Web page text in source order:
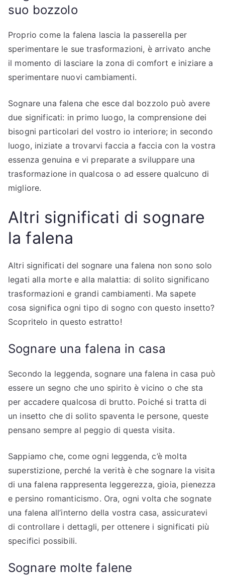
suo bozzolo
Proprio come la falena lascia la passerella per
sperimentare le sue trasformazioni, è arrivato anche
il momento di lasciare la zona di comfort e iniziare a
sperimentare nuovi cambiamenti.
Sognare una falena che esce dal bozzolo può avere
due significati: in primo luogo, la comprensione dei
bisogni particolari del vostro io interiore; in secondo
luogo, iniziate a trovarvi faccia a faccia con la vostra
essenza genuina e vi preparate a sviluppare una
trasformazione in qualcosa o ad essere qualcuno di
migliore.
Altri significati di sognare
la falena
Altri significati del sognare una falena non sono solo
legati alla morte e alla malattia: di solito significano
trasformazioni e grandi cambiamenti. Ma sapete
cosa significa ogni tipo di sogno con questo insetto?
Scopritelo in questo estratto!
Sognare una falena in casa
Secondo la leggenda, sognare una falena in casa può
essere un segno che uno spirito è vicino o che sta
per accadere qualcosa di brutto. Poiché si tratta di
un insetto che di solito spaventa le persone, queste
pensano sempre al peggio di questa visita.
Sappiamo che, come ogni leggenda, c’è molta
superstizione, perché la verità è che sognare la visita
di una falena rappresenta leggerezza, gioia, pienezza
e persino romanticismo. Ora, ogni volta che sognate
una falena all’interno della vostra casa, assicuratevi
di controllare i dettagli, per ottenere i significati più
specifici possibili.
Sognare molte falene